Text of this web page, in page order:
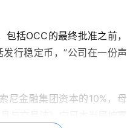
括OCC的最终批准之前，
行稳定币，”公司在一份声
尼金融集团资本的10%，母